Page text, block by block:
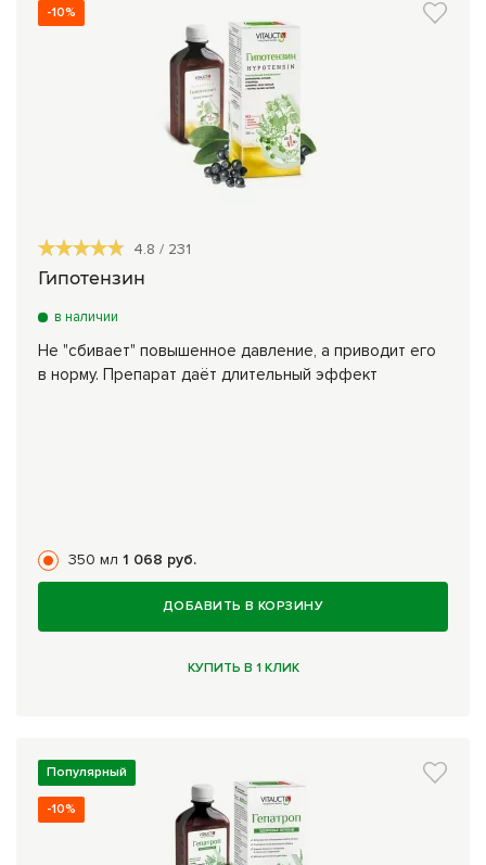
-10%
4.8 / 231
Гипотензин
в наличии
Не "сбивает" повышенное давление, а приводит его
в норму. Препарат даёт длительный эффект
350 мл 1 068 руб.
ДОБАВИТЬ В КОРЗИНУ
КУПИТЬ В 1 КЛИК
Популярный
-10%